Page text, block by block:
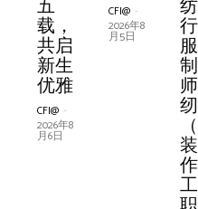
型工业化发展机遇，积极抢占
纺织时尚化、高端化、品牌化
面打造全球纺织产业总部经济
先发地、商贸会展主阵地，努
的更大贡献。
围评
审走
进太
平鸟
时尚
中心
CFI@ -
2026年7
调样
促产
业链
月
播
CFI@ -
2023年11
月11日
纺织
行业
服装
制版
师/缝
纫工
（服
装制
如何
靠短
视频
布
月
马从
淘宝
跑
出？
CFI@ -
2026年8
月3日
抒写
鎏光
日记
力
月
品牌
以高
端化
重塑
增长
逻辑
CFI@ -
2026年5
造新
纪元
力
月7
速
度……
CFI@ -
2026年8
月3日
许村
选拔
赛鸣
开
月
五
载，
共启
新生
优雅
CFI@ -
2026年8
月6日
CFI@ -
2026年8
月5日
作
工